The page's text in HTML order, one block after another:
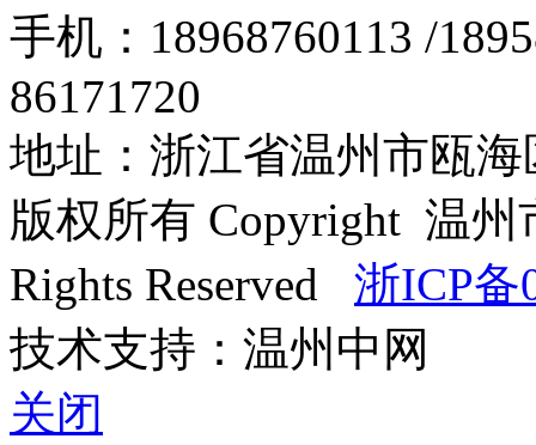
手机：18968760113 /
86171720
地址：浙江省温州市瓯海
版权所有 Copyright 温
Rights Reserved 浙ICP备
技术支持：温州中网
关闭